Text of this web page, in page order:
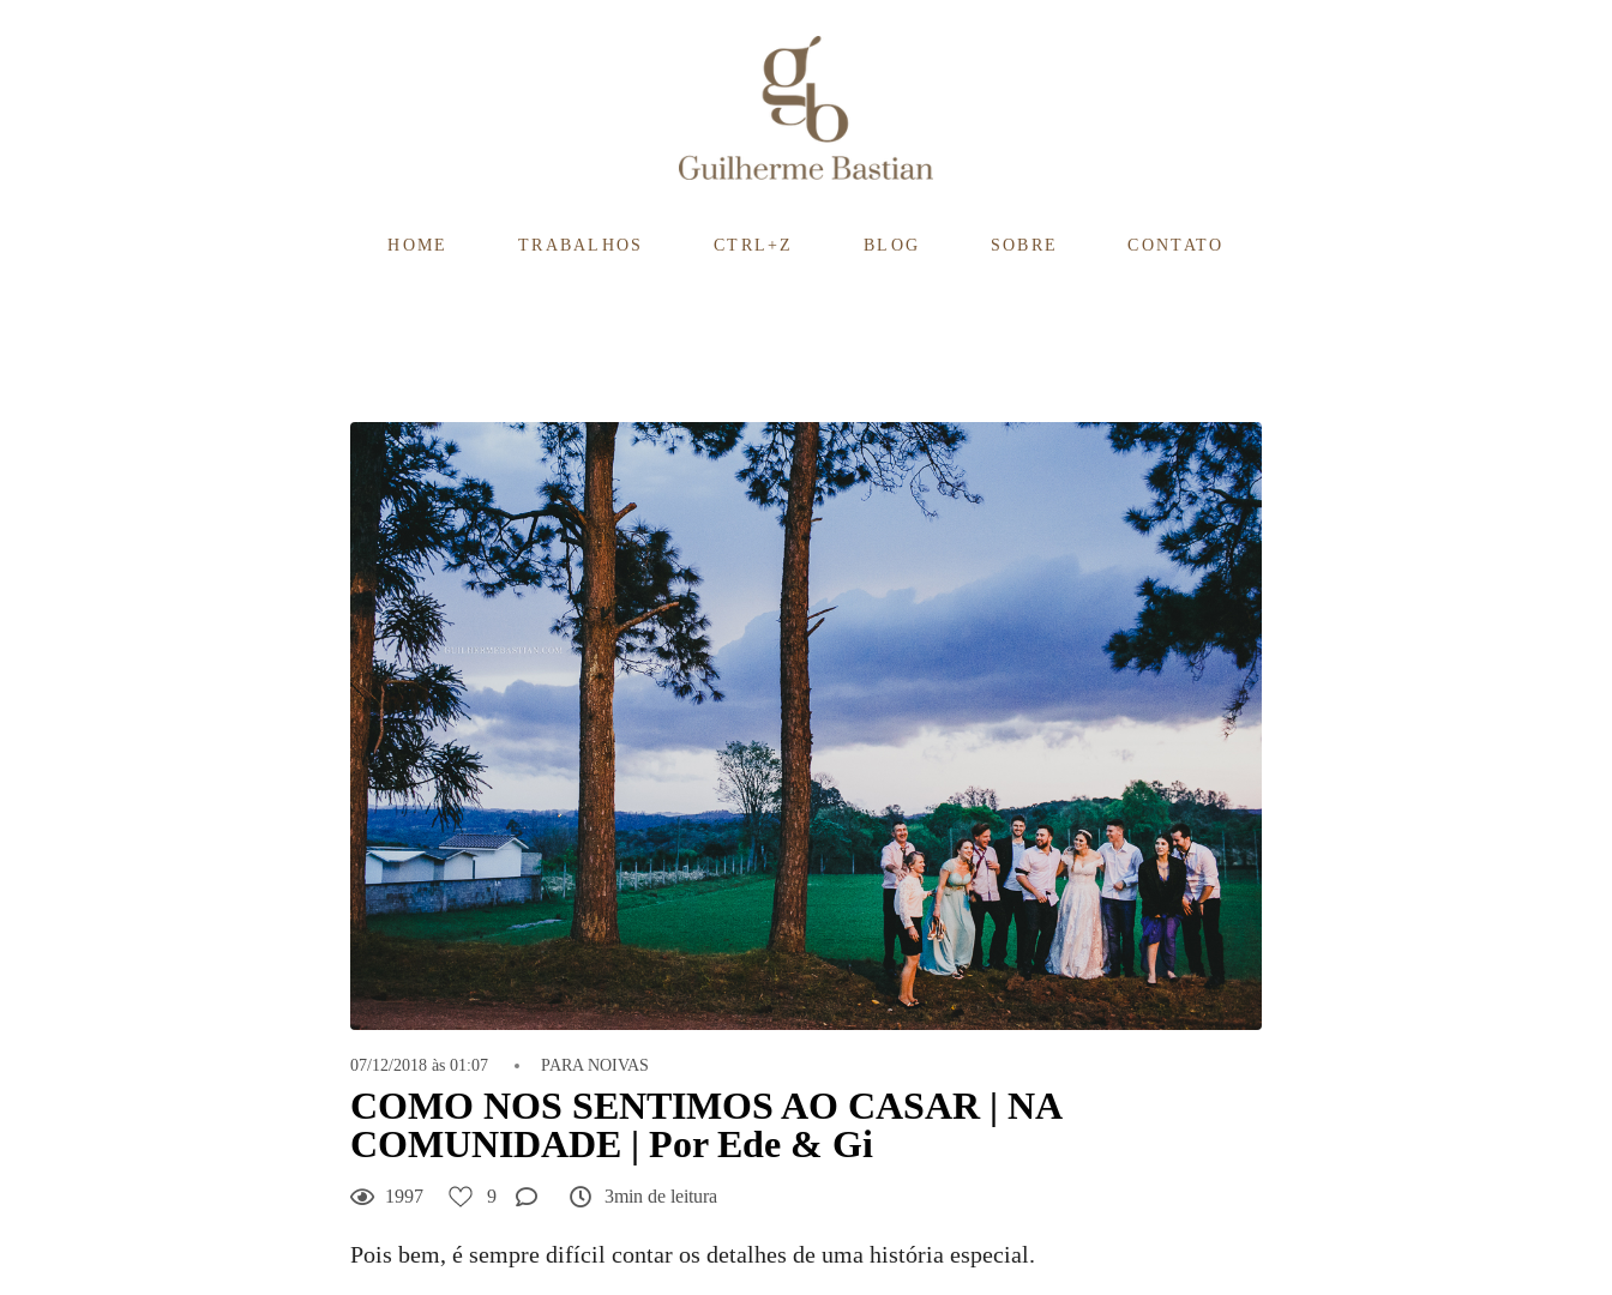
HOME TRABALHOS CTRL+Z BLOG SOBRE CONTATO
07/12/2018 às 01:07 PARA NOIVAS
COMO NOS SENTIMOS AO CASAR | NA
COMUNIDADE | Por Ede & Gi
1997 9 3min de leitura
Pois bem, é sempre difícil contar os detalhes de uma história especial.